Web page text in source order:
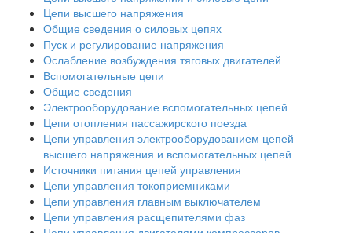
Цепи высшего напряжения
Общие сведения о силовых цепях
Пуск и регулирование напряжения
Ослабление возбуждения тяговых двигателей
Вспомогательные цепи
Общие сведения
Электрооборудование вспомогательных цепей
Цепи отопления пассажирского поезда
Цепи управления электрооборудованием цепей
высшего напряжения и вспомогательных цепей
Источники питания цепей управления
Цепи управления токоприемниками
Цепи управления главным выключателем
Цепи управления расщепителями фаз